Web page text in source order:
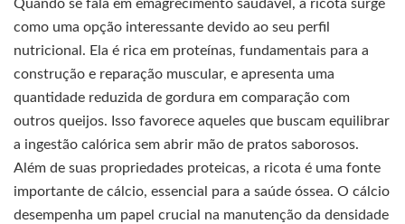
Quando se fala em emagrecimento saudável, a ricota surge
como uma opção interessante devido ao seu perfil
nutricional. Ela é rica em proteínas, fundamentais para a
construção e reparação muscular, e apresenta uma
quantidade reduzida de gordura em comparação com
outros queijos. Isso favorece aqueles que buscam equilibrar
a ingestão calórica sem abrir mão de pratos saborosos.
Além de suas propriedades proteicas, a ricota é uma fonte
importante de cálcio, essencial para a saúde óssea. O cálcio
desempenha um papel crucial na manutenção da densidade